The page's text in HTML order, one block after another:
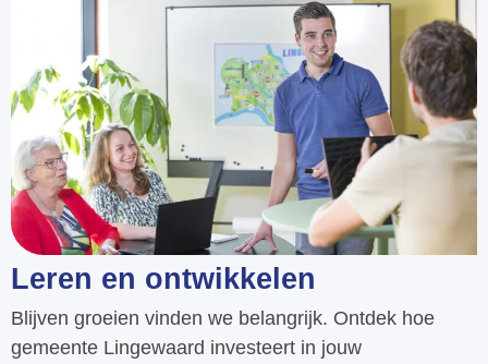
Leren en ontwikkelen
Blijven groeien vinden we belangrijk. Ontdek hoe
gemeente Lingewaard investeert in jouw